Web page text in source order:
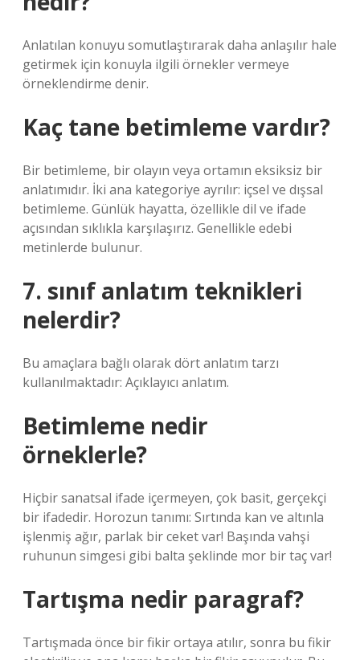
Anlatılan konuyu somutlaştırarak daha anlaşılır hale
getirmek için konuyla ilgili örnekler vermeye
örneklendirme denir.
Kaç tane betimleme vardır?
Bir betimleme, bir olayın veya ortamın eksiksiz bir
anlatımıdır. İki ana kategoriye ayrılır: içsel ve dışsal
betimleme. Günlük hayatta, özellikle dil ve ifade
açısından sıklıkla karşılaşırız. Genellikle edebi
metinlerde bulunur.
7. sınıf anlatım teknikleri
nelerdir?
Bu amaçlara bağlı olarak dört anlatım tarzı
kullanılmaktadır: Açıklayıcı anlatım.
Betimleme nedir
örneklerle?
Hiçbir sanatsal ifade içermeyen, çok basit, gerçekçi
bir ifadedir. Horozun tanımı: Sırtında kan ve altınla
işlenmiş ağır, parlak bir ceket var! Başında vahşi
ruhunun simgesi gibi balta şeklinde mor bir taç var!
Tartışma nedir paragraf?
Tartışmada önce bir fikir ortaya atılır, sonra bu fikir